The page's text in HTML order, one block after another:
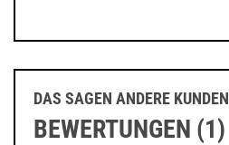
DAS SAGEN ANDERE KUNDEN
BEWERTUNGEN (1)